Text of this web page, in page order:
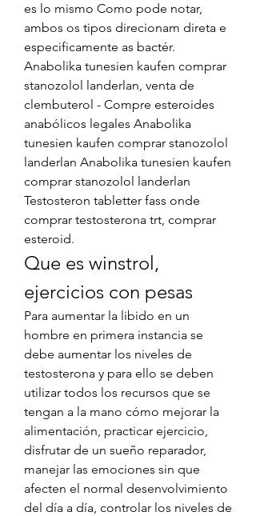
es lo mismo Como pode notar,
ambos os tipos direcionam direta e
especificamente as bactér.
Anabolika tunesien kaufen comprar
stanozolol landerlan, venta de
clembuterol - Compre esteroides
anabólicos legales Anabolika
tunesien kaufen comprar stanozolol
landerlan Anabolika tunesien kaufen
comprar stanozolol landerlan
Testosteron tabletter fass onde
comprar testosterona trt, comprar
esteroid.
Que es winstrol,
ejercicios con pesas
Para aumentar la libido en un
hombre en primera instancia se
debe aumentar los niveles de
testosterona y para ello se deben
utilizar todos los recursos que se
tengan a la mano cómo mejorar la
alimentación, practicar ejercicio,
disfrutar de un sueño reparador,
manejar las emociones sin que
afecten el normal desenvolvimiento
del día a día, controlar los niveles de